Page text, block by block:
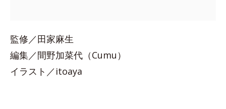
監修／田家麻生
編集／間野加菜代（Cumu）
イラスト／itoaya